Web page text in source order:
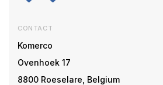
CONTACT
Komerco
Ovenhoek 17
8800 Roeselare, Belgium